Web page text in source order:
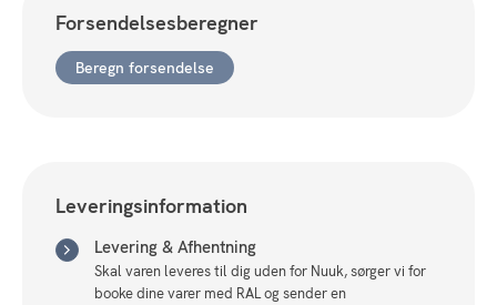
planker
Hvidolieret
Forsendelsesberegner
Beregn forsendelse
Leveringsinformation
Levering & Afhentning
Skal varen leveres til dig uden for Nuuk, sørger vi for
booke dine varer med RAL og sender en